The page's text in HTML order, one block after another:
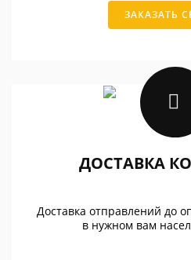
ЗАКАЗАТЬ
ДОСТАВКА
Доставка отправлений до
в нужном вам